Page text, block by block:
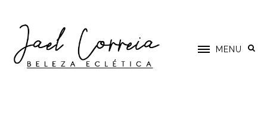
MENU